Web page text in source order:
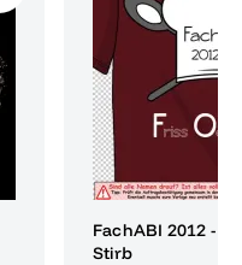
FachABI 2012 -
Stirb